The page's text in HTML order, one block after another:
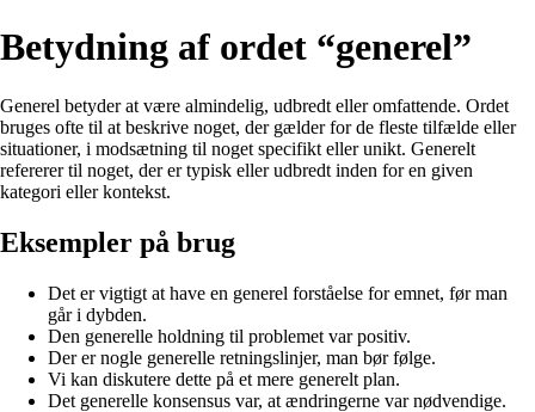
Betydning af ordet “generel”
Generel betyder at være almindelig, udbredt eller omfattende. Ordet
bruges ofte til at beskrive noget, der gælder for de fleste tilfælde eller
situationer, i modsætning til noget specifikt eller unikt. Generelt
refererer til noget, der er typisk eller udbredt inden for en given
kategori eller kontekst.
Eksempler på brug
Det er vigtigt at have en generel forståelse for emnet, før man
går i dybden.
Den generelle holdning til problemet var positiv.
Der er nogle generelle retningslinjer, man bør følge.
Vi kan diskutere dette på et mere generelt plan.
Det generelle konsensus var, at ændringerne var nødvendige.